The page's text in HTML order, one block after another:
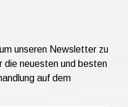
unseren Newsletter zu
die neuesten und besten
auf dem